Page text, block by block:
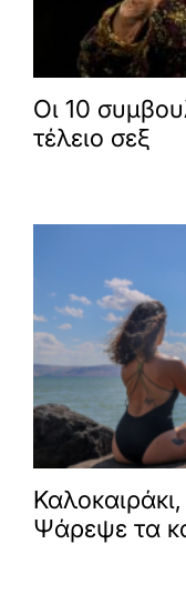
Οι 10
τέλειο σεξ
Ψάρεψε τα